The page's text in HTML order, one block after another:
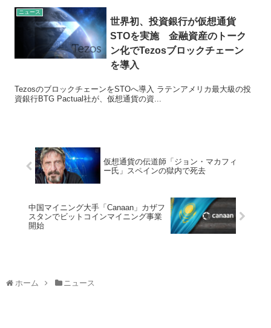
ニュース
世界初、投資銀行が仮想通貨
STOを実施 金融資産のトーク
ン化でTezosブロックチェーン
を導入
TezosのブロックチェーンをSTOへ導入 ラテンアメリカ最大級の投
資銀行BTG Pactual社が、仮想通貨の資...
仮想通貨の伝道師「ジョン・マカフィ
ー氏」スペインの獄内で死去
中国マイニング大手「Canaan」カザフ
スタンでビットコインマイニング事業
開始
ホーム ニュース